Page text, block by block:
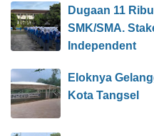
Dugaan 11
SMK/SMA.
Independent
Eloknya
Kota Tangsel